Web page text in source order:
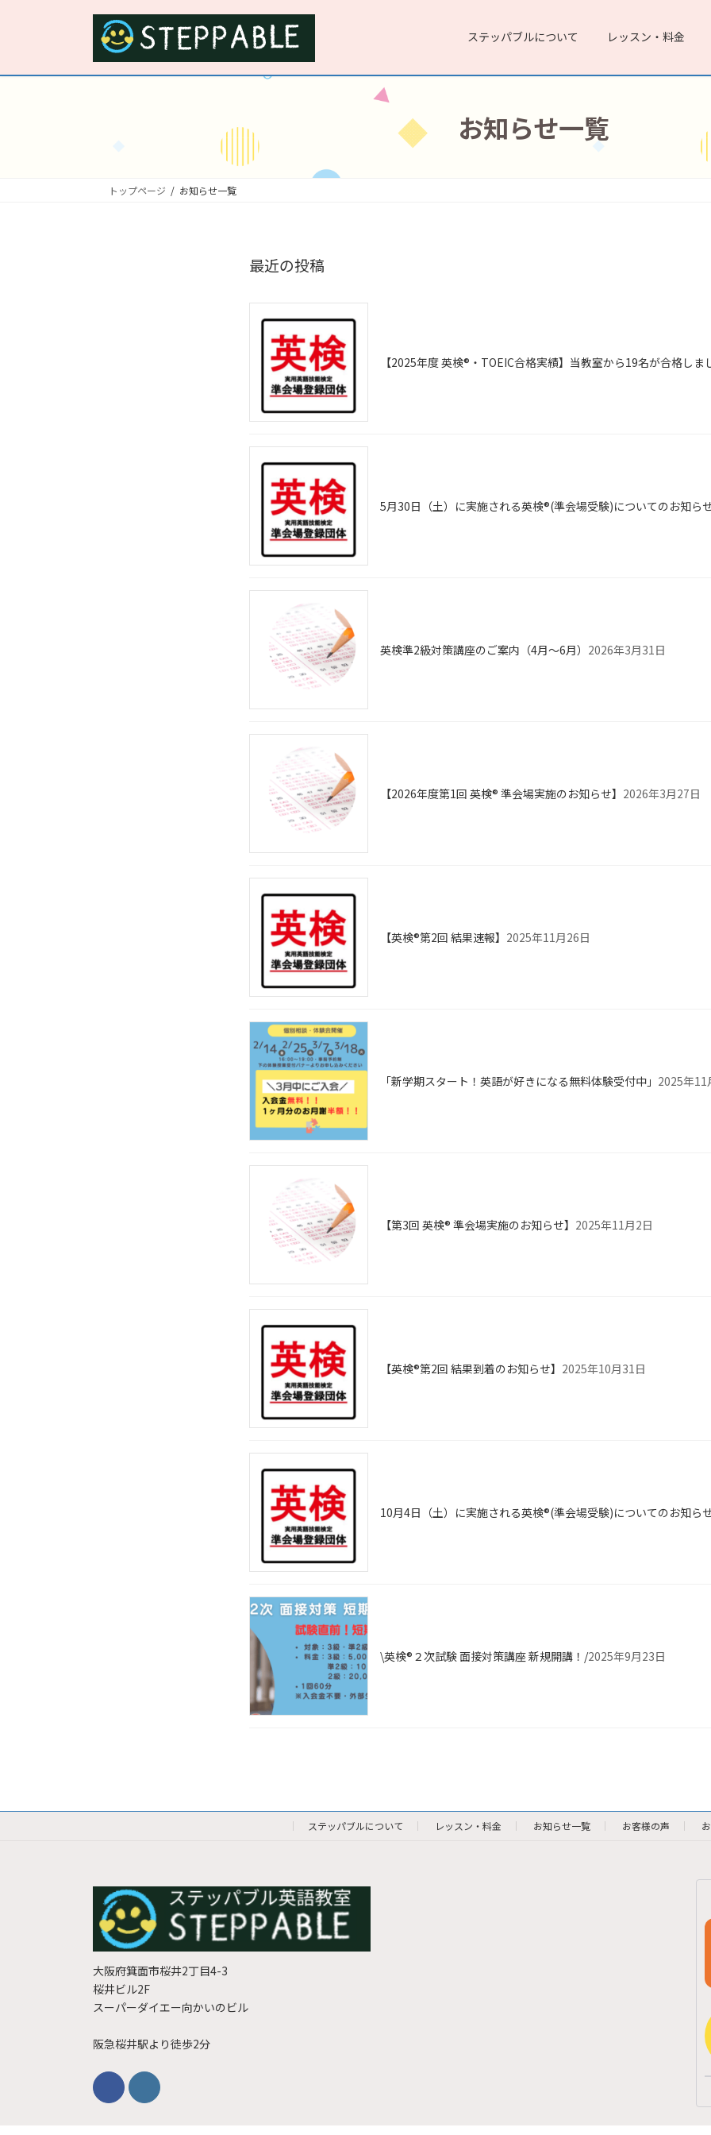
ステッパブルについて レッスン・料金
お知らせ一覧
トップページ お知らせ一覧
最近の投稿
【2025年度 英検®・TOEIC合格実績】当教室から19名が合格しま
5月30日（土）に実施される英検®(準会場受験)についてのお知ら
英検準2級対策講座のご案内（4月〜6月） 2026年3月31日
【2026年度第1回 英検® 準会場実施のお知らせ】 2026年3月27日
【英検®第2回 結果速報】 2025年11月26日
「新学期スタート！英語が好きになる無料体験受付中」 2025年11
【第3回 英検® 準会場実施のお知らせ】 2025年11月2日
【英検®第2回 結果到着のお知らせ】 2025年10月31日
10月4日（土）に実施される英検®(準会場受験)についてのお知ら
\英検®２次試験 面接対策講座 新規開講！/2025年9月23日
ステッパブルについて レッスン・料金 お知らせ一覧 お客様の声
大阪府箕面市桜井2丁目4-3
桜井ビル2F
スーパーダイエー向かいのビル
阪急桜井駅より徒歩2分